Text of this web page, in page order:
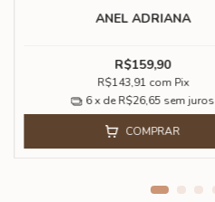
ANEL ADRIANA
R$159,90
R$143,91 com Pix
6x deR$26,65 sem juros
COMPRAR